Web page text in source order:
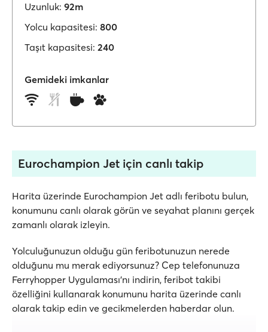
Uzunluk: 92m
Yolcu kapasitesi: 800
Taşıt kapasitesi: 240
Gemideki imkanlar
Eurochampion Jet için canlı takip
Harita üzerinde Eurochampion Jet adlı feribotu bulun,
konumunu canlı olarak görün ve seyahat planını gerçek
zamanlı olarak izleyin.
Yolculuğunuzun olduğu gün feribotunuzun nerede
olduğunu mu merak ediyorsunuz? Cep telefonunuza
Ferryhopper Uygulaması'nı indirin, feribot takibi
özelliğini kullanarak konumunu harita üzerinde canlı
olarak takip edin ve gecikmelerden haberdar olun.